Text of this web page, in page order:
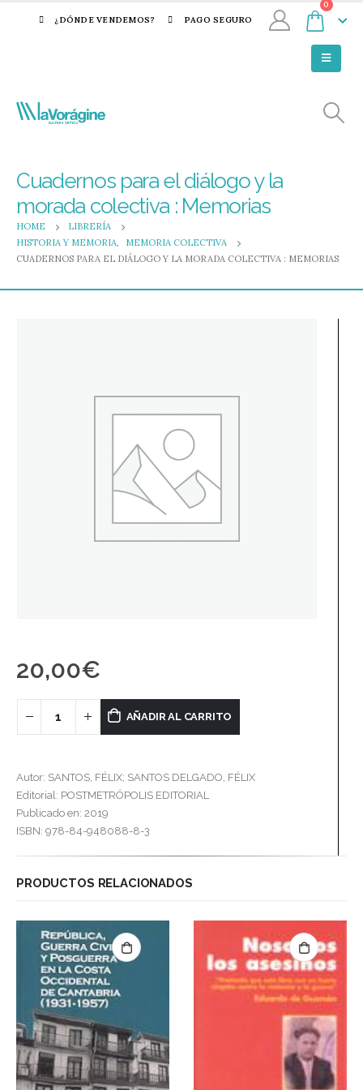
¿DÓNDE VENDEMOS? PAGO SEGURO
0
Cuadernos para el diálogo y la
morada colectiva : Memorias
HOME
LIBRERÍA
HISTORIA Y MEMORIA,
MEMORIA COLECTIVA
CUADERNOS PARA EL DIÁLOGO Y LA MORADA COLECTIVA : MEMORIAS
20,00€
AÑADIR AL CARRITO
Autor: SANTOS, FÉLIX; SANTOS DELGADO, FÉLIX
Editorial: POSTMETRÓPOLIS EDITORIAL
Publicado en: 2019
ISBN: 978-84-948088-8-3
PRODUCTOS RELACIONADOS